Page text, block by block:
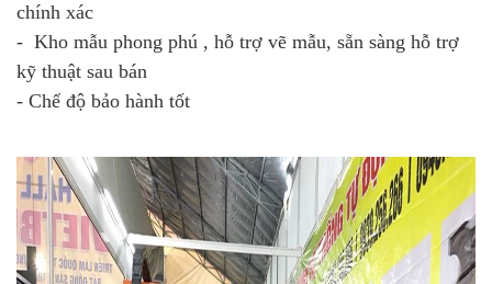
chính xác
- Kho mẫu phong phú , hỗ trợ vẽ mẫu, sẵn sàng hỗ trợ
kỹ thuật sau bán
- Chế độ bảo hành tốt